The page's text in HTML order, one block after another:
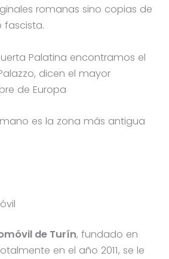
romanas sino copias de
fascista.
Palatina encontramos el
dicen el mayor
de Europa
es la zona más antigua
de Turín, fundado en
en el año 2011, se le